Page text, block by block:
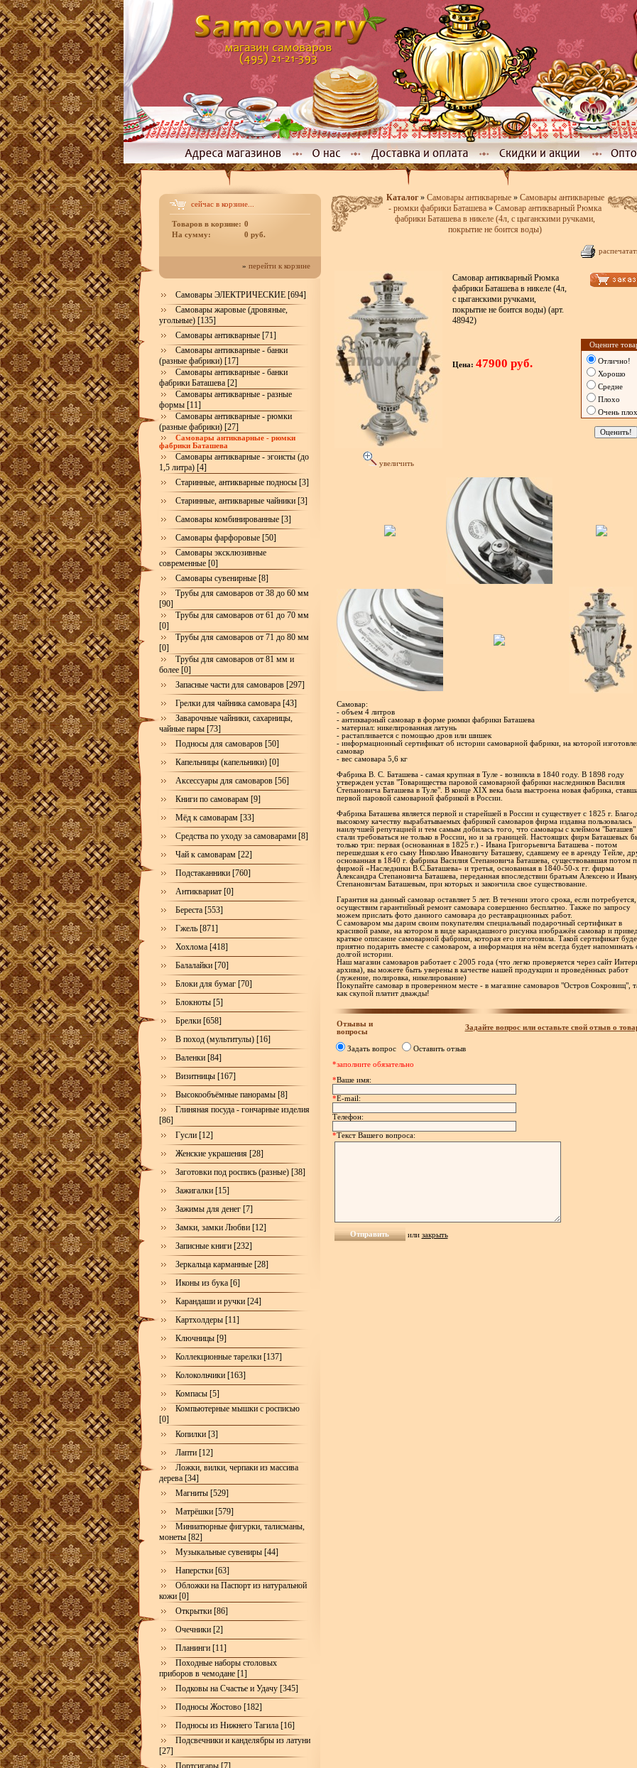
сейчас в корзине...
Товаров в корзине: 0
На сумму:
0 руб.
» перейти к корзине
Самовары ЭЛЕКТРИЧЕСКИЕ [694]
Самовары жаровые (дровяные,
угольные) [135]
Самовары антикварные [71]
Самовары антикварные - банки
(разные фабрики) [17]
Самовары антикварные - банки
фабрики Баташева [2]
Самовары антикварные - разные
формы [11]
Самовары антикварные - рюмки
(разные фабрики) [27]
Самовары антикварные - рюмки
фабрики Баташева
Самовары антикварные - эгоисты (до
1,5 литра) [4]
Старинные, антикварные подносы [3]
Старинные, антикварные чайники [3]
Самовары комбинированные [3]
Самовары фарфоровые [50]
Самовары эксклюзивные
современные [0]
Самовары сувенирные [8]
Трубы для самоваров от 38 до 60 мм
[90]
Трубы для самоваров от 61 до 70 мм
[0]
Трубы для самоваров от 71 до 80 мм
[0]
Трубы для самоваров от 81 мм и
более [0]
Запасные части для самоваров [297]
Грелки для чайника самовара [43]
Заварочные чайники, сахарницы,
чайные пары [73]
Подносы для самоваров [50]
Капельницы (капельники) [0]
Аксессуары для самоваров [56]
Книги по самоварам [9]
Мёд к самоварам [33]
Средства по уходу за самоварами [8]
Чай к самоварам [22]
Подстаканники [760]
Антиквариат [0]
Береста [553]
Гжель [871]
Хохлома [418]
Балалайки [70]
Блоки для бумаг [70]
Блокноты [5]
Брелки [658]
В поход (мультитулы) [16]
Валенки [84]
Визитницы [167]
Высокообъёмные панорамы [8]
Глиняная посуда - гончарные изделия
[86]
Гусли [12]
Женские украшения [28]
Заготовки под роспись (разные) [38]
Зажигалки [15]
Зажимы для денег [7]
Замки, замки Любви [12]
Записные книги [232]
Зеркальца карманные [28]
Иконы из бука [6]
Карандаши и ручки [24]
Картхолдеры [11]
Ключницы [9]
Коллекционные тарелки [137]
Колокольчики [163]
Компасы [5]
Компьютерные мышки с росписью
[0]
Копилки [3]
Лапти [12]
Ложки, вилки, черпаки из массива
дерева [34]
Магниты [529]
Матрёшки [579]
Миниатюрные фигурки, талисманы,
монеты [82]
Музыкальные сувениры [44]
Наперстки [63]
Обложки на Паспорт из натуральной
кожи [0]
Открытки [86]
Очечники [2]
Планинги [11]
Походные наборы столовых
приборов в чемодане [1]
Подковы на Счастье и Удачу [345]
Подносы Жостово [182]
Подносы из Нижнего Тагила [16]
Подсвечники и канделябры из латуни
[27]
Портсигары [7]
Каталог» Самовары антикварные» Самовары антикварные
- рюмки фабрики Баташева » Самовар антикварный Рюмка
фабрики Баташева в никеле (4л, с цыганскими ручками,
покрытие не боится воды)
увеличить
Самовар антикварный Рюмка
фабрики Баташева в никеле (4л,
с цыганскими ручками,
покрытие не боится воды) (арт.
48942)
Цена: 47900 руб.
Оцените
Отлично!
Хорошо
Средне
Плохо
Очень
Самовар:
- объем 4 литров
- антикварный самовар в форме рюмки фабрики Баташева
- материал: никелированная латунь
- растапливается с помощью дров или шишек
- информационный сертификат об истории самоварной фабрики, на которой
самовар
- вес самовара 5,6 кг
Фабрика В. С. Баташева - самая крупная в Туле - возникла в 1840 году. В 1898 году
утвержден устав "Товарищества паровой самоварной фабрики наследников Василия
Степановича Баташева в Туле". В конце XIX века была выстроена новая фабрика,
первой паровой самоварной фабрикой в России.
Фабрика Баташева является первой и старейшей в России и существует с 1825 г.
высокому качеству вырабатываемых фабрикой самоваров фирма издавна пользовалась
наилучшей репутацией и тем самым добилась того, что самовары с клеймом "Баташев"
стали требоваться не только в России, но и за границей. Настоящих фирм Баташевых
только три: первая (основанная в 1825 г.) - Ивана Григорьевича Баташева - потом
перешедшая к его сыну Николаю Ивановичу Баташеву, сдавшему ее в арeнду Тейле,
основанная в 1840 г. фабрика Василия Степановича Баташева, существовавшая потом
фирмой «Наследники В.С.Баташева» и третья, основанная в 1840-50-х гг. фирма
Александра Степановича Баташева, переданная впоследствии братьям Алексею и
Степановичам Баташевым, при которых и закончила свое существование.
Гарантия на данный самовар оставляет 5 лет. В течении этого срока, если
осуществим гарантийный ремонт самовара совершенно бесплатно. Также по запросу
можем прислать фото данного самовара до реставрационных работ.
С самоваром мы дарим своим покупателям специальный подарочный сертификат в
красивой рамке, на котором в виде карандашного рисунка изображён самовар и
краткое описание самоварной фабрики, которая его изготовила. Такой сертификат
приятно подарить вместе с самоваром, а информация на нём всегда будет напоминать
долгой истории.
Наш магазин самоваров работает с 2005 года (что легко проверяется через сайт
архива), вы можете быть уверены в качестве нашей продукции и проведённых работ
(лужение, полировка, никелирование)
Покупайте самовар в проверенном месте - в магазине самоваров "Остров Сокровищ",
как скупой платит дважды!
Отзывы и
вопросы
Задайте вопрос или оставьте свой отзыв о
Задать вопрос
Оставить отзыв
*заполните обязательно
*Ваше имя:
*E-mail:
Телефон:
*Текст Вашего вопроса:
или закрыть